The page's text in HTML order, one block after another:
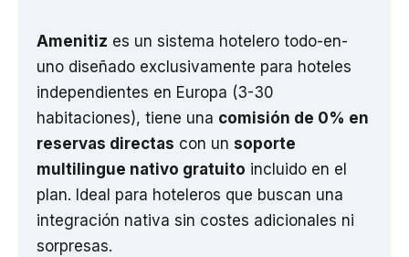
Amenitiz es un sistema hotelero todo-en-
uno diseñado exclusivamente para hoteles
independientes en Europa (3-30
habitaciones), tiene una comisión de 0% en
reservas directas con un soporte
multilingue nativo gratuito incluido en el
plan. Ideal para hoteleros que buscan una
integración nativa sin costes adicionales ni
sorpresas.